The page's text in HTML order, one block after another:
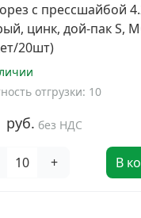
с прессшайбой
цинк, дой-пак S,
20шт)
отгрузки: 10
руб. без НДС
+ В